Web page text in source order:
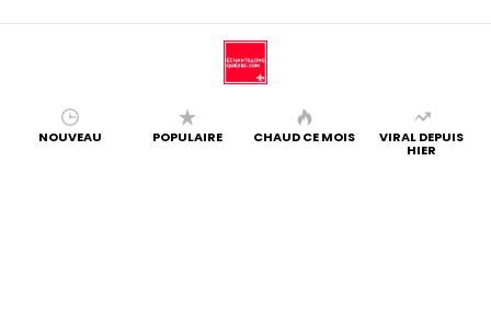
NOUVEAU POPULAIRE CHAUD CE MOIS VIRAL DEPUIS
HIER